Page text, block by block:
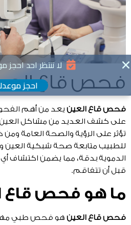
لا تنتظر احد
احجز
فحص قاع
فحص قاع العين يعد من أهم
على كشف العديد من مشاكل العين
تؤثر على الرؤية والصحة العامة
للطبيب متابعة صحة شبكية العين
الدموية بدقة، مما يضمن اكتشاف
قبل أن تتفاقم.
ما هو فحص قاع
فحص قاع العين هو فحص طبي